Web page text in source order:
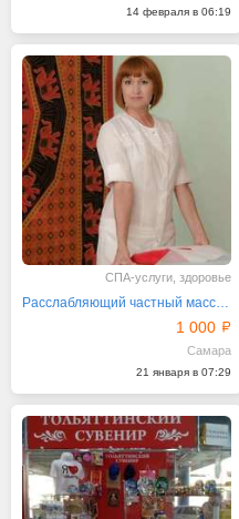
14 февраля в 06:19
СПА-услуги, здоровье
Расслабляющий частный массаж для восстановления сил
1 000
Самара
21 января в 07:29